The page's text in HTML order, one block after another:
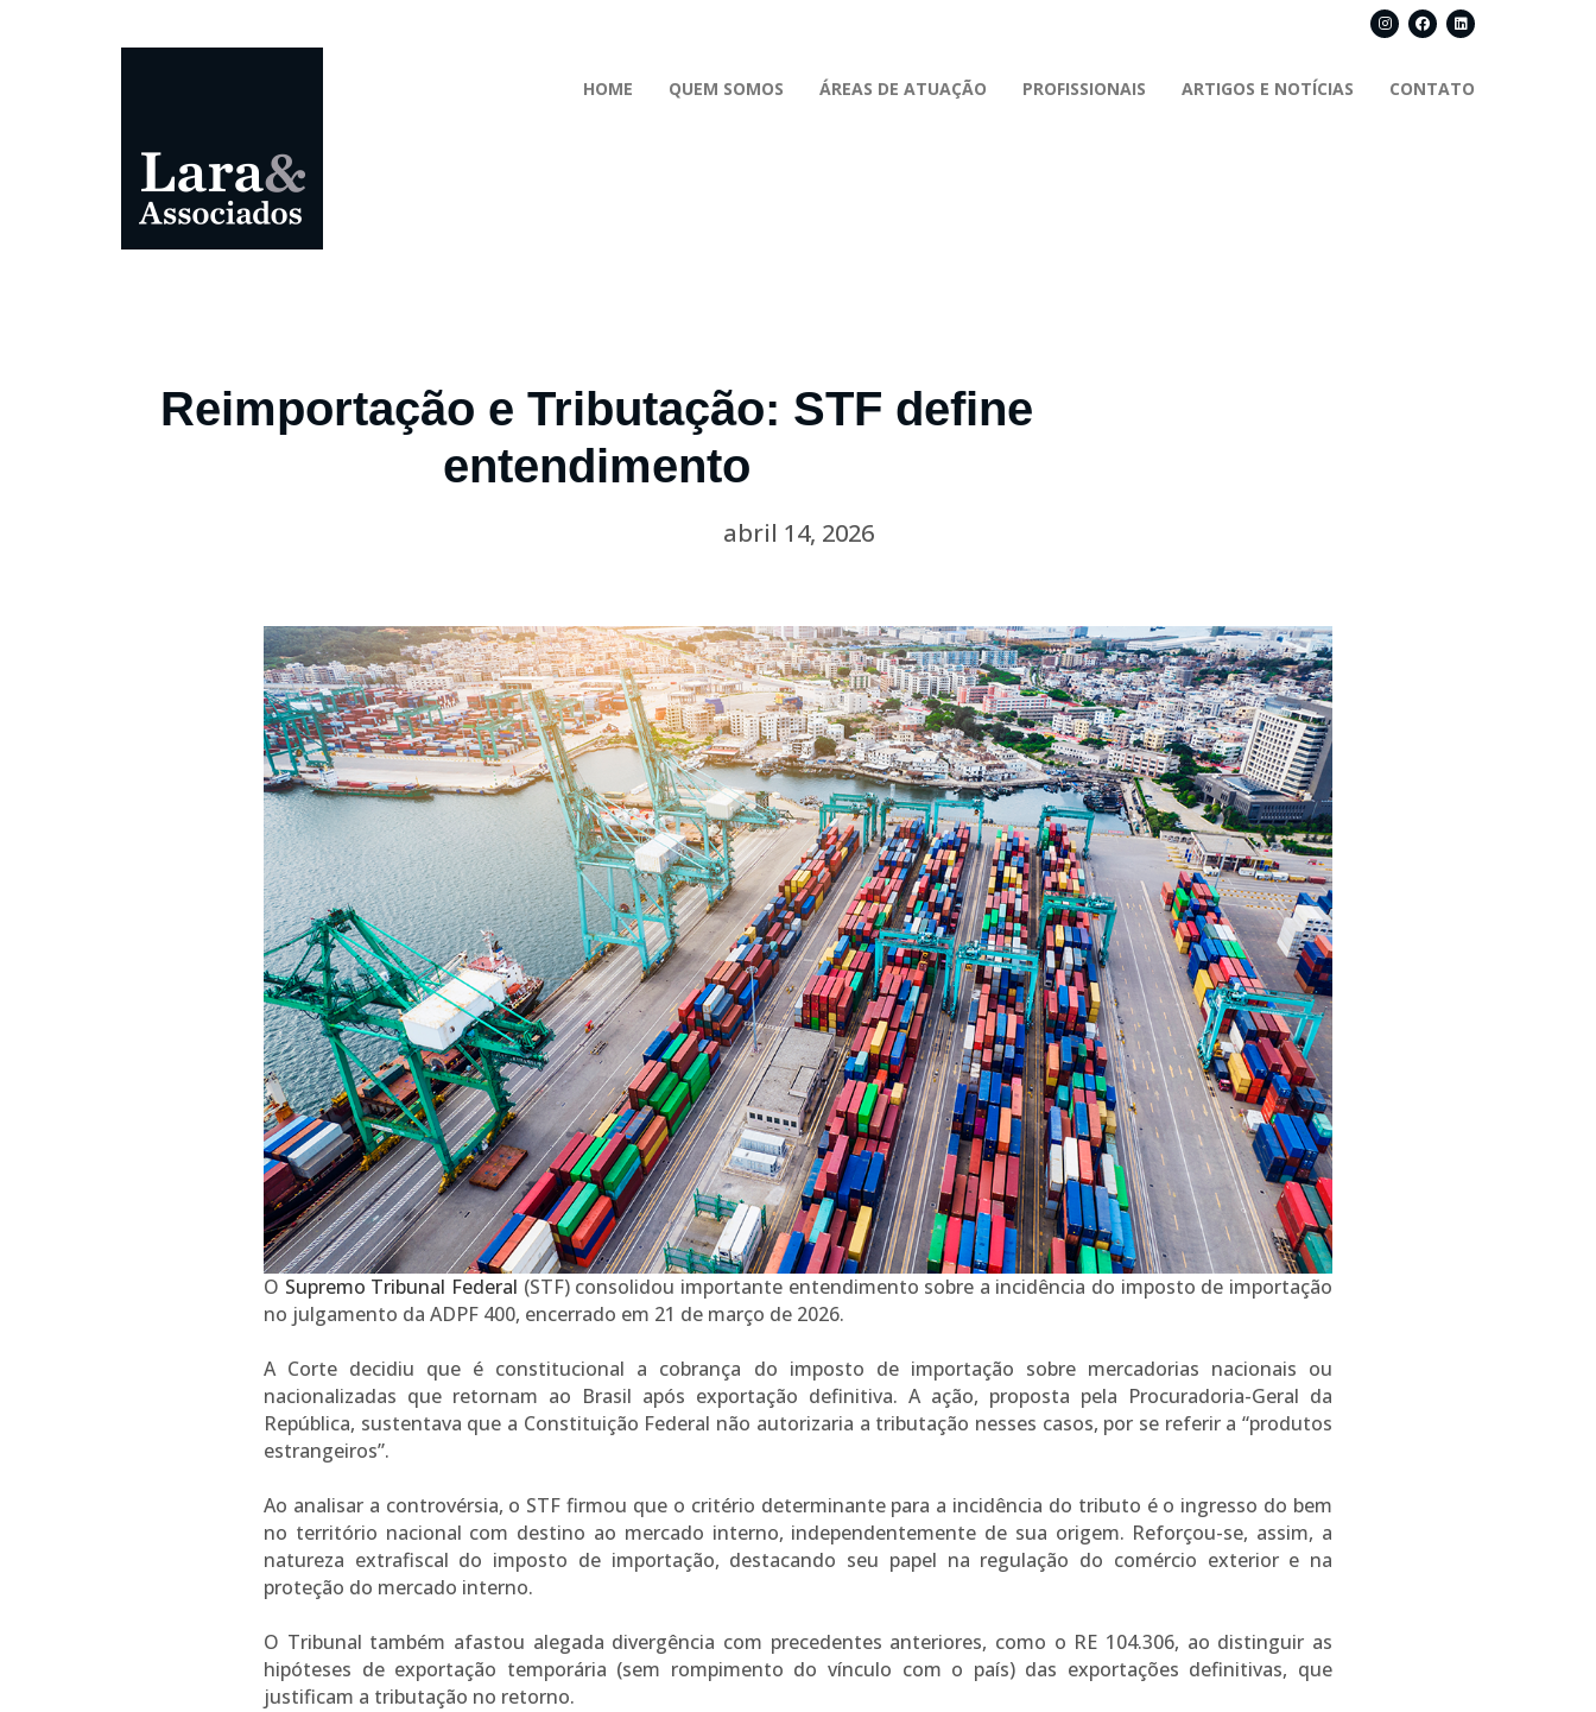
HOME QUEM SOMOS ÁREAS DE ATUAÇÃO PROFISSIONAIS ARTIGOS E NOTÍCIAS CONTATO
Reimportação e Tributação: STF define
entendimento
abril 14, 2026
O Supremo Tribunal Federal (STF) consolidou importante entendimento sobre a incidência do imposto de importação
no julgamento da ADPF 400, encerrado em 21 de março de 2026.
A Corte decidiu que é constitucional a cobrança do imposto de importação sobre mercadorias nacionais ou
nacionalizadas que retornam ao Brasil após exportação definitiva. A ação, proposta pela Procuradoria-Geral da
República, sustentava que a Constituição Federal não autorizaria a tributação nesses casos, por se referir a “produtos
estrangeiros”.
Ao analisar a controvérsia, o STF firmou que o critério determinante para a incidência do tributo é o ingresso do bem
no território nacional com destino ao mercado interno, independentemente de sua origem. Reforçou-se, assim, a
natureza extrafiscal do imposto de importação, destacando seu papel na regulação do comércio exterior e na
proteção do mercado interno.
O Tribunal também afastou alegada divergência com precedentes anteriores, como o RE 104.306, ao distinguir as
hipóteses de exportação temporária (sem rompimento do vínculo com o país) das exportações definitivas, que
justificam a tributação no retorno.